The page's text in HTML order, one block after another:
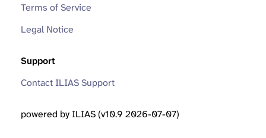
Terms of Service
Legal Notice
Support
Contact ILIAS Support
powered by ILIAS (v10.9 2026-07-07)